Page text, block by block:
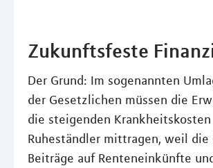
Zukunftsfeste
Der Grund: Im sogenannten
der Gesetzlichen müssen die
die steigenden
Ruheständler mittragen, weil die
Beiträge auf Renteneinkünfte